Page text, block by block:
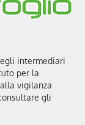
intermediari
per la
vigilanza
gli